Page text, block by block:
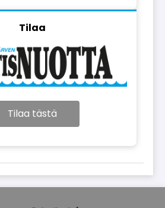
Tilaa
Tilaa tästä